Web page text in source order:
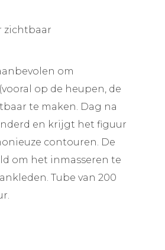
zichtbaar
om
op de heupen, de
te maken. Dag na
en krijgt het figuur
contouren. De
om het inmasseren te
Tube van 200